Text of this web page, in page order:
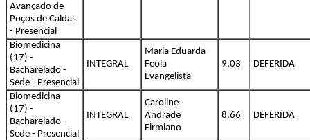
Avançado de
Poços de Caldas
- Presencial
Biomedicina
(17) -
Bacharelado -
Sede - Presencial
INTEGRAL
Maria Eduarda
Feola
Evangelista
9.03 DEFERIDA
Biomedicina
(17) -
Bacharelado -
Sede - Presencial
INTEGRAL
Caroline
Andrade
Firmiano
8.66 DEFERIDA